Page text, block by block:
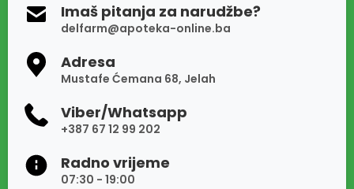
Imaš pitanja za narudžbe?
delfarm@apoteka-online.ba
Adresa
Mustafe Ćemana 68, Jelah
Viber/Whatsapp
+387 67 12 99 202
Radno vrijeme
07:30 - 19:00